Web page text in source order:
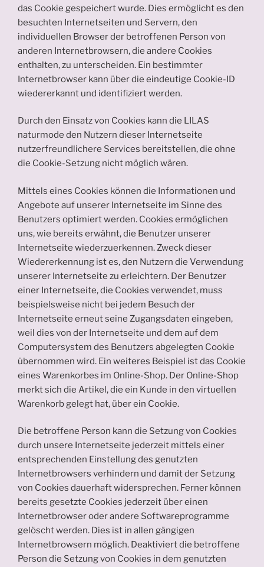
das Cookie gespeichert wurde. Dies ermöglicht es den
besuchten Internetseiten und Servern, den
individuellen Browser der betroffenen Person von
anderen Internetbrowsern, die andere Cookies
enthalten, zu unterscheiden. Ein bestimmter
Internetbrowser kann über die eindeutige Cookie-ID
wiedererkannt und identifiziert werden.
Durch den Einsatz von Cookies kann die LILAS
naturmode den Nutzern dieser Internetseite
nutzerfreundlichere Services bereitstellen, die ohne
die Cookie-Setzung nicht möglich wären.
Mittels eines Cookies können die Informationen und
Angebote auf unserer Internetseite im Sinne des
Benutzers optimiert werden. Cookies ermöglichen
uns, wie bereits erwähnt, die Benutzer unserer
Internetseite wiederzuerkennen. Zweck dieser
Wiedererkennung ist es, den Nutzern die Verwendung
unserer Internetseite zu erleichtern. Der Benutzer
einer Internetseite, die Cookies verwendet, muss
beispielsweise nicht bei jedem Besuch der
Internetseite erneut seine Zugangsdaten eingeben,
weil dies von der Internetseite und dem auf dem
Computersystem des Benutzers abgelegten Cookie
übernommen wird. Ein weiteres Beispiel ist das Cookie
eines Warenkorbes im Online-Shop. Der Online-Shop
merkt sich die Artikel, die ein Kunde in den virtuellen
Warenkorb gelegt hat, über ein Cookie.
Die betroffene Person kann die Setzung von Cookies
durch unsere Internetseite jederzeit mittels einer
entsprechenden Einstellung des genutzten
Internetbrowsers verhindern und damit der Setzung
von Cookies dauerhaft widersprechen. Ferner können
bereits gesetzte Cookies jederzeit über einen
Internetbrowser oder andere Softwareprogramme
gelöscht werden. Dies ist in allen gängigen
Internetbrowsern möglich. Deaktiviert die betroffene
Person die Setzung von Cookies in dem genutzten